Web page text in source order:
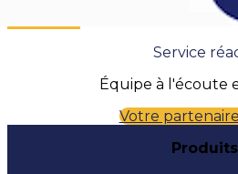
Service
Équipe à l'écoute
Votre
Produits